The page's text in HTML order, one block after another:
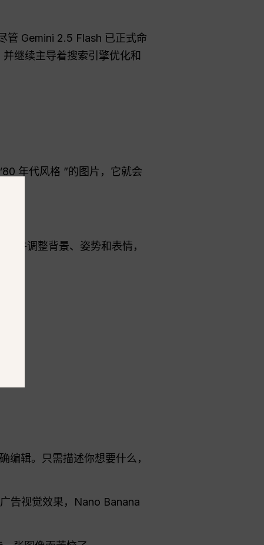
管 Gemini 2.5 Flash 已正式命
继续主导着搜索引擎优化和
年代风格 ”的图片，它就会
允许调整背景、姿势和表情，
编辑。只需描述你想要什么，
告视觉效果，Nano Banana